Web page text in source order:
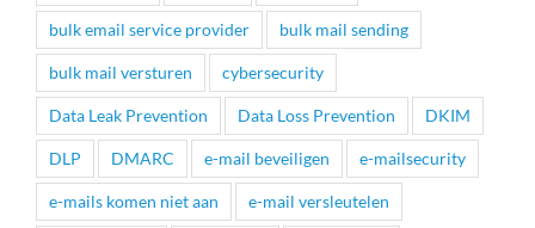
bulk email service provider bulk mail sending
bulk mail versturen cybersecurity
Data Leak Prevention Data Loss Prevention DKIM
DLP DMARC e-mail beveiligen e-mailsecurity
e-mails komen niet aan e-mail versleutelen